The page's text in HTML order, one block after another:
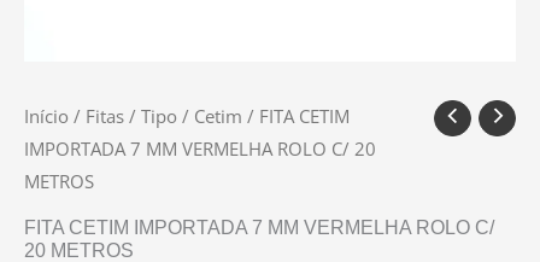
Início / Fitas / Tipo / Cetim / FITA CETIM
IMPORTADA 7 MM VERMELHA ROLO C/ 20
METROS
FITA CETIM IMPORTADA 7 MM VERMELHA ROLO C/
20 METROS